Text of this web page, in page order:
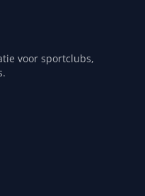
voor sportclubs,